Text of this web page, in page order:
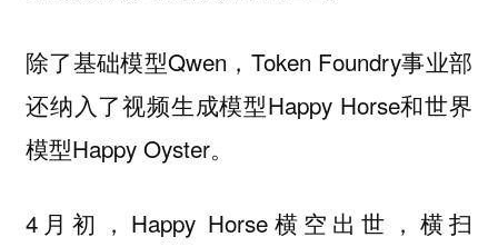
除了基础模型Qwen，Token Foundry事业部
还纳入了视频生成模型Happy Horse和世界
模型Happy Oyster。
4月初，Happy Horse横空出世，横扫